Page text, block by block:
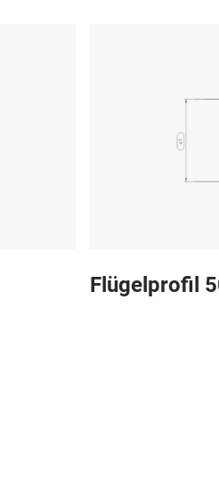
Flügelprofil